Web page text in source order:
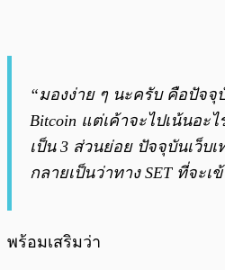
“มองง่าย ๆ นะครับ คือปัจจุ
Bitcoin แต่เค้าจะไปเน้นอะ
เป็น 3 ส่วนย่อย ปัจจุบันเว็บ
กลายเป็นว่าทาง SET ที่จะเ
พร้อมเสริมว่า